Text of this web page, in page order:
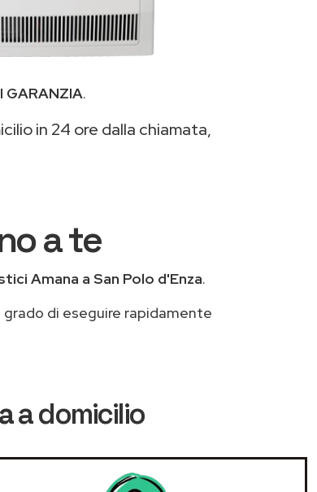
GARANZIA.
in 24 ore dalla chiamata,
a te
Amana a San Polo d'Enza.
grado di eseguire rapidamente
a domicilio